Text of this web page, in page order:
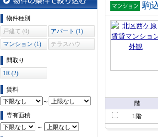
物件の条件で絞り込む
物件種別
戸建て (0)
アパート (1)
マンション (1)
テラスハウ
間取り
1R (2)
賃料
～
専有面積
～
賃貸マン
ション
駒
階
1階